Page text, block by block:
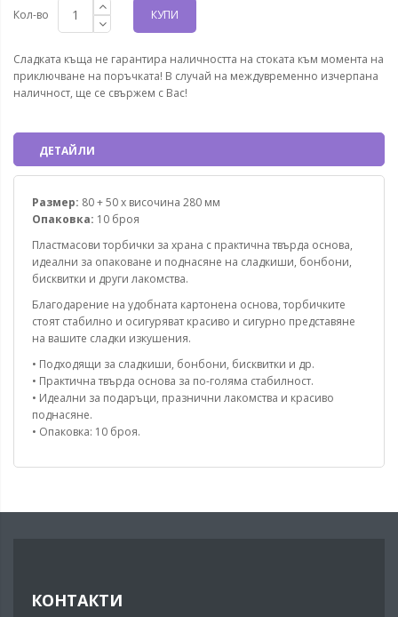
Кол-во КУПИ
Сладката къща не гарантира наличността на стоката към момента на
приключване на поръчката! В случай на междувременно изчерпана
наличност, ще се свържем с Вас!
ДЕТАЙЛИ
Размер: 80 + 50 x височина 280 мм
Опаковка: 10 броя
Пластмасови торбички за храна с практична твърда основа,
идеални за опаковане и поднасяне на сладкиши, бонбони,
бисквитки и други лакомства.
Благодарение на удобната картонена основа, торбичките
стоят стабилно и осигуряват красиво и сигурно представяне
на вашите сладки изкушения.
• Подходящи за сладкиши, бонбони, бисквитки и др.
• Практична твърда основа за по-голяма стабилност.
• Идеални за подаръци, празнични лакомства и красиво
поднасяне.
• Опаковка: 10 броя.
КОНТАКТИ